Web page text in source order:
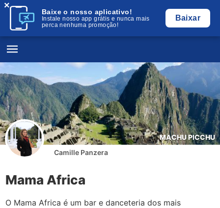
Baixe o nosso aplicativo!
Instale nosso app grátis e nunca mais
perca nenhuma promoção!
Baixar
×
MACHU PICCHU
Camille Panzera
Mama Africa
O Mama Africa é um bar e danceteria dos mais